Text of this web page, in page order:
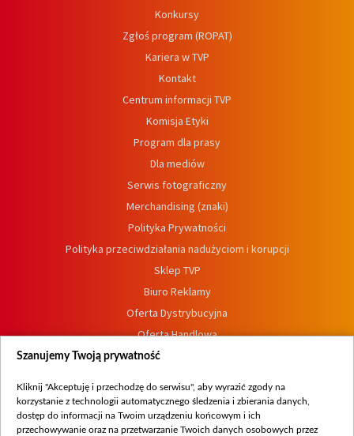
Konkursy
Zgłoś program (ROPAT)
Kariera w TVP
Kontakt
Centrum informacji TVP
Komisja Etyki
Program dla prasy
Dla mediów
Serwis fotograficzny
Merchandising (znaki)
Polityka Prywatności
Polityka przeciwdziałania nadużyciom i korupcji
Sklep TVP
Biuro Reklamy
Oferta Dystrybucyjna
Oferta Handlowa
Dostępność
Procedura zgłoszeń wewnętrznych
Szanujemy Twoją prywatność
Kliknij "Akceptuję i przechodzę do serwisu", aby wyrazić zgody na
korzystanie z technologii automatycznego śledzenia i zbierania danych,
dostęp do informacji na Twoim urządzeniu końcowym i ich
przechowywanie oraz na przetwarzanie Twoich danych osobowych przez